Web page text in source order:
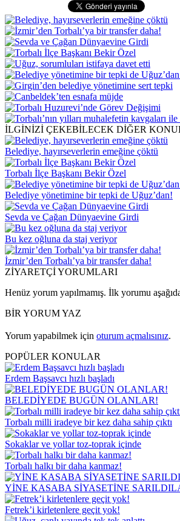
İLGİNİZİ ÇEKEBİLECEK DİĞER
Belediye, hayırseverlerin emeğine çöktü
Torbalı İlçe Başkanı Bekir Özel
Belediye yönetimine bir tepki de Uğuz’dan!
Sevda ve Çağan Dünyaevine Girdi
Bu kez oğluna da staj veriyor
İzmir’den Torbalı’ya bir transfer daha!
ZİYARETÇİ YORUMLARI
Henüz yorum yapılmamış. İlk yorumu
BİR YORUM YAZ
Yorum yapabilmek için oturum açmalısınız.
POPÜLER KONULAR
Erdem Başsavcı hızlı başladı
BELEDİYEDE BUGÜN OLANLAR!
Torbalı milli iradeye bir kez daha sahip çıktı
Sokaklar ve yollar toz-toprak içinde
Torbalı halkı bir daha kanmaz!
YİNE KASABA SİYASETİNE
Fetrek’i kirletenlere geçit yok!